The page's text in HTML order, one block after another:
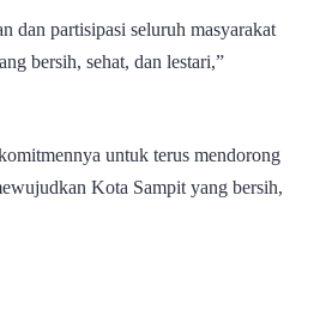
dan partisipasi seluruh masyarakat
bersih, sehat, dan lestari,”
untuk terus mendorong
Kota Sampit yang bersih,